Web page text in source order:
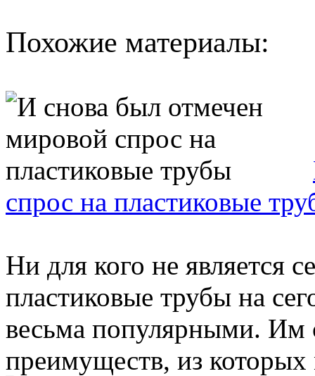
Похожие материалы:
спрос на пластиковые
Ни для кого не является
пластиковые трубы на
весьма популярными. Им
преимуществ, из